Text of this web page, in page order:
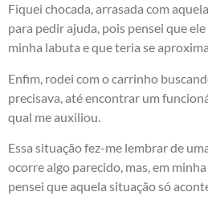
Fiquei chocada, arrasada com
para pedir ajuda, pois pensei que
minha labuta e que teria se
Enfim, rodei com o carrinho
precisava, até encontrar um
qual me auxiliou.
Essa situação fez-me lembrar de
ocorre algo parecido, mas, em
pensei que aquela situação só